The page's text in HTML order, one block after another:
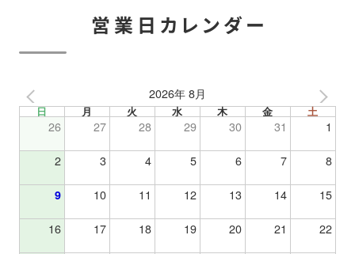
営業日カレンダー
2026年 8月
日 月 火 水 木 金 土
26 27 28 29 30 31 1
2 3 4 5 6 7 8
9 10 11 12 13 14 15
16 17 18 19 20 21 22